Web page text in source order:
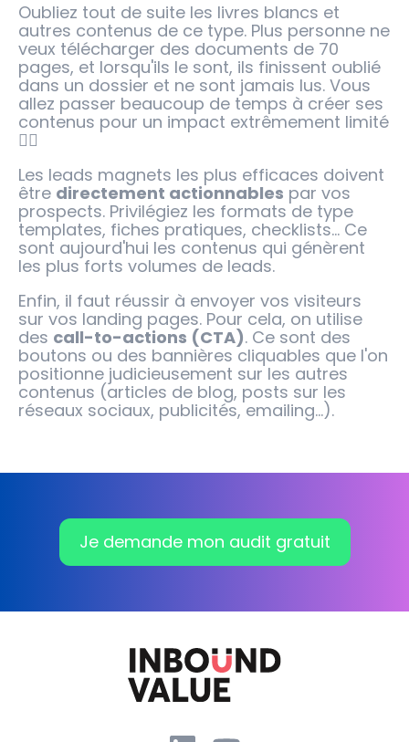
Oubliez tout de suite les livres blancs et
autres contenus de ce type. Plus personne ne
veux télécharger des documents de 70
pages, et lorsqu'ils le sont, ils finissent oublié
dans un dossier et ne sont jamais lus. Vous
allez passer beaucoup de temps à créer ses
contenus pour un impact extrêmement limité
😵‍💫
Les leads magnets les plus efficaces doivent
être directement actionnables par vos
prospects. Privilégiez les formats de type
templates, fiches pratiques, checklists... Ce
sont aujourd'hui les contenus qui génèrent
les plus forts volumes de leads.
Enfin, il faut réussir à envoyer vos visiteurs
sur vos landing pages. Pour cela, on utilise
des call-to-actions (CTA). Ce sont des
boutons ou des bannières cliquables que l'on
positionne judicieusement sur les autres
contenus (articles de blog, posts sur les
réseaux sociaux, publicités, emailing...).
Je demande mon audit gratuit